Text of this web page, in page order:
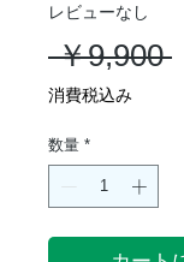
レビューなし
￥9,900
消費税込み
数量 *